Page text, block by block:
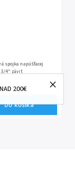
200€
Do košíka
spojka napúšťacej
3/4" závit